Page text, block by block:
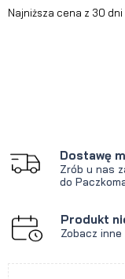
Najniższa cena z 30
Jeżeli
krócej
Dostawę
Zrób u nas
do
Produkt
Zobacz